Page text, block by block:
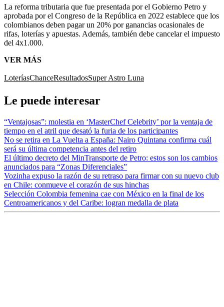
La reforma tributaria que fue presentada por el Gobierno Petro y
aprobada por el Congreso de la República en 2022 establece que los
colombianos deben pagar un 20% por ganancias ocasionales de
rifas, loterías y apuestas. Además, también debe cancelar el impuesto
del 4x1.000.
VER MÁS
LoteríasChanceResultadosSuper Astro Luna
Le puede interesar
“Ventajosas”: molestia en ‘MasterChef Celebrity’ por la ventaja de
tiempo en el atril que desató la furia de los participantes
No se retira en La Vuelta a España: Nairo Quintana confirma cuál
será su última competencia antes del retiro
El último decreto del MinTransporte de Petro: estos son los cambios
anunciados para “Zonas Diferenciales”
Vozinha expuso la razón de su retraso para firmar con su nuevo club
en Chile: conmueve el corazón de sus hinchas
Selección Colombia femenina cae con México en la final de los
Centroamericanos y del Caribe: logran medalla de plata